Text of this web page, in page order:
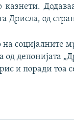
казнети.
Дрисла, од
на социјалните
од депонијата
и поради тоа